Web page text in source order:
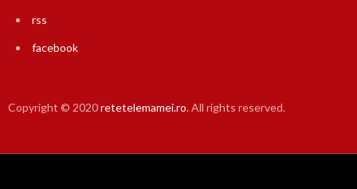
rss
facebook
Copyright © 2020retetelemamei.ro. All rights reserved.